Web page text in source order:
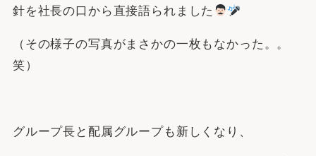
針を社長の口から直接語られました
（その様子の写真がまさかの一枚もなかった。。
笑）
グループ長と配属グループも新しくなり、